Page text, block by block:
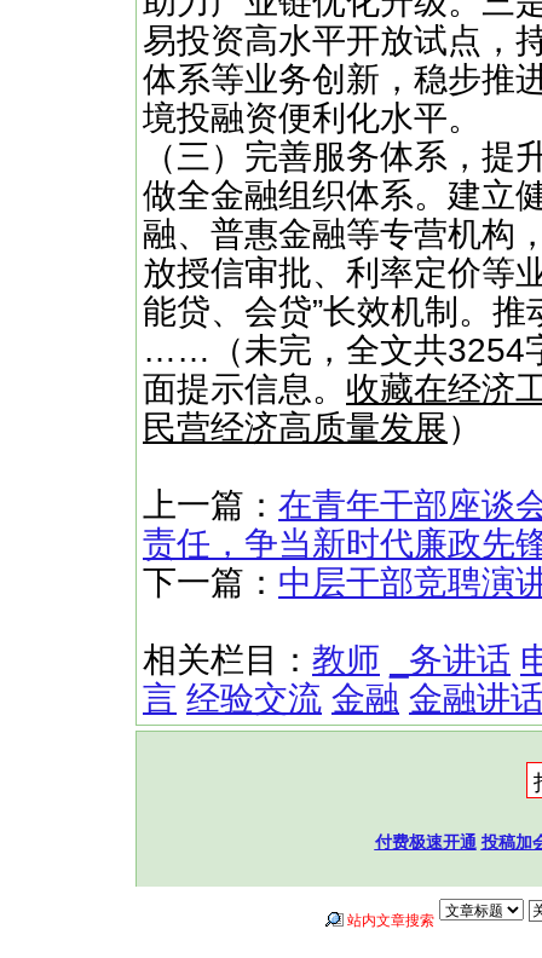
易投资高水平开放试点，
体系等业务创新，稳步推
境投融资便利化水平。
（三）完善服务体系，提
做全金融组织体系。建立
融、普惠金融等专营机构
放授信审批、利率定价等
能贷、会贷”长效机制。
……（未完，全文共3254
面提示信息。 收藏在经济
民营经济高质量发展）
上一篇： 在青年干部座谈
责任，争当新时代廉政先
下一篇： 中层干部竞聘演
相关栏目： 教师 _务讲话
言 经验交流 金融 金融讲
付费极速开通 投稿加
站内文章搜索